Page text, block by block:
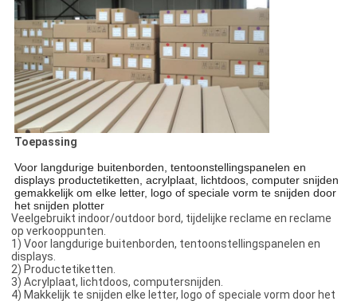
Toepassing
Voor langdurige buitenborden, tentoonstellingspanelen en
displays productetiketten, acrylplaat, lichtdoos, computer snijden
gemakkelijk om elke letter, logo of speciale vorm te snijden door
het snijden plotter
Veelgebruikt indoor/outdoor bord, tijdelijke reclame en reclame
op verkooppunten.
1) Voor langdurige buitenborden, tentoonstellingspanelen en
displays.
2) Productetiketten.
3) Acrylplaat, lichtdoos, computersnijden.
4) Makkelijk te snijden elke letter, logo of speciale vorm door het